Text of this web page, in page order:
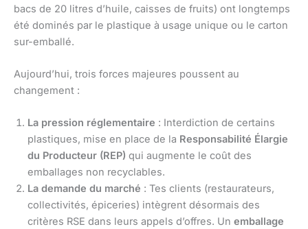
bacs de 20 litres d’huile, caisses de fruits) ont longtemps
été dominés par le plastique à usage unique ou le carton
sur-emballé.
Aujourd’hui, trois forces majeures poussent au
changement :
La pression réglementaire : Interdiction de certains
plastiques, mise en place de la Responsabilité Élargie
du Producteur (REP) qui augmente le coût des
emballages non recyclables.
La demande du marché : Tes clients (restaurateurs,
collectivités, épiceries) intègrent désormais des
critères RSE dans leurs appels d’offres. Un emballage